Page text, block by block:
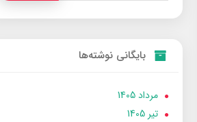
بایگانی نوشته‌ها
مرداد 1405
تير 1405